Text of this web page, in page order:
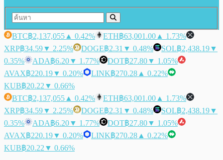
BTC฿2,137,055 ▲ 0.42% ETH฿63,001.00 ▲ 1.73%
XRP฿34.59▼ 2.25% DOGE฿2.31 ▼ 0.48% SOL฿2,438.19▼
0.35%
ADA฿6.20▼ 1.77% DOT฿27.80▼ 1.05%
AVAX฿220.19▼ 0.20% LINK฿270.28 ▲ 0.22%
KUB฿20.22 ▼ 0.66%
BTC฿2,137,055 ▲ 0.42% ETH฿63,001.00 ▲ 1.73%
XRP฿34.59▼ 2.25% DOGE฿2.31 ▼ 0.48% SOL฿2,438.19▼
0.35%
ADA฿6.20▼ 1.77% DOT฿27.80▼ 1.05%
AVAX฿220.19▼ 0.20% LINK฿270.28 ▲ 0.22%
KUB฿20.22 ▼ 0.66%